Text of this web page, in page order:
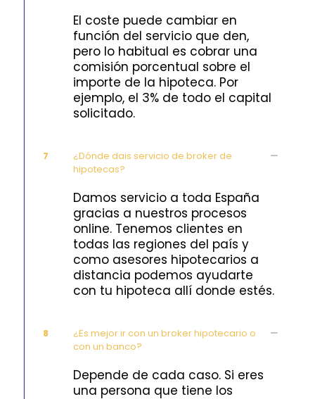
El coste puede cambiar en
función del servicio que den,
pero lo habitual es cobrar una
comisión porcentual sobre el
importe de la hipoteca. Por
ejemplo, el 3% de todo el capital
solicitado.
7
¿Dónde dais servicio de broker de
hipotecas?
Damos servicio a toda España
gracias a nuestros procesos
online. Tenemos clientes en
todas las regiones del país y
como asesores hipotecarios a
distancia podemos ayudarte
con tu hipoteca allí donde estés.
8
¿Es mejor ir con un broker hipotecario o
con un banco?
Depende de cada caso. Si eres
una persona que tiene los